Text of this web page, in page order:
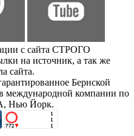
с сайта СТРОГО
на источник, а так же
сайта.
Бернской
международной компании по
Нью Йорк.